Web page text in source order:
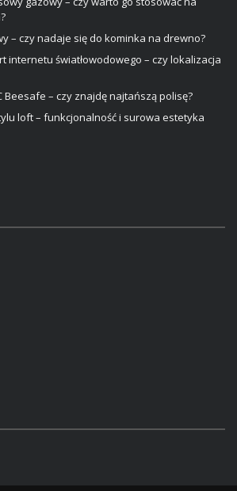
– czy nadaje się do kominka na drewno?
internetu światłowodowego – czy lokalizacja
Beesafe – czy znajdę najtańszą polisę?
loft – funkcjonalność i surowa estetyka